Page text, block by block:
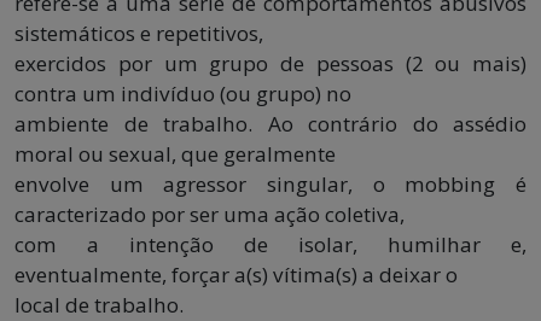
sistemáticos e repetitivos,
exercidos por um grupo de pessoas (2 ou mais)
contra um indivíduo (ou grupo) no
ambiente de trabalho. Ao contrário do assédio
moral ou sexual, que geralmente
envolve um agressor singular, o mobbing é
caracterizado por ser uma ação coletiva,
com a intenção de isolar, humilhar e,
eventualmente, forçar a(s) vítima(s) a deixar o
local de trabalho.